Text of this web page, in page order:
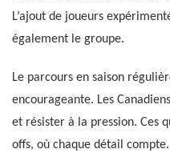
L’ajout de joueurs
également le groupe.
Le parcours en saison
encourageante. Les
et résister à la pression. Ces
offs, où chaque détail compte.